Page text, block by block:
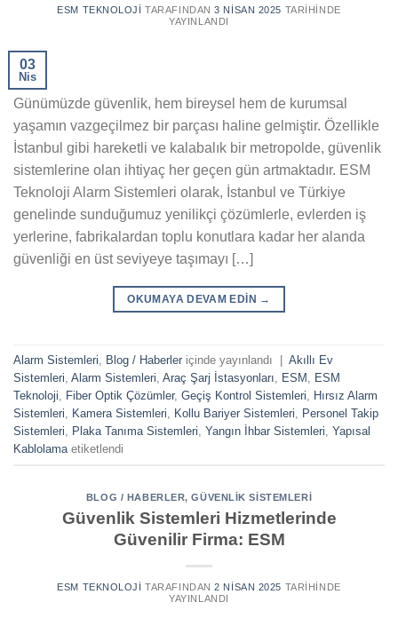
ESM TEKNOLOJI TARAFINDAN 3 NISAN 2025 TARIHINDE
YAYINLANDI
03
Nis
Günümüzde güvenlik, hem bireysel hem de kurumsal
yaşamın vazgeçilmez bir parçası haline gelmiştir. Özellikle
İstanbul gibi hareketli ve kalabalık bir metropolde, güvenlik
sistemlerine olan ihtiyaç her geçen gün artmaktadır. ESM
Teknoloji Alarm Sistemleri olarak, İstanbul ve Türkiye
genelinde sunduğumuz yenilikçi çözümlerle, evlerden iş
yerlerine, fabrikalardan toplu konutlara kadar her alanda
güvenliği en üst seviyeye taşımayı […]
OKUMAYA DEVAM EDIN →
Alarm Sistemleri Blog / Haberler içinde yayınlandı | Akıllı Ev
Sistemleri Alarm Sistemleri Araç Şarj İstasyonları ESM
ESM
Teknoloji
Fiber Optik Çözümler, Geçiş Kontrol Sistemleri
Hırsız Alarm
Sistemleri
Kamera Sistemleri Kollu Bariyer Sistemleri
Personel Takip
Sistemleri
Plaka Tanıma Sistemleri Yangın İhbar Sistemleri Yapısal
Kablolama etiketlendi
BLOG / HABERLER,GÜVENLIK SISTEMLERI
Güvenlik Sistemleri Hizmetlerinde
Güvenilir Firma: ESM
ESM TEKNOLOJI TARAFINDAN 2 NISAN 2025 TARIHINDE
YAYINLANDI